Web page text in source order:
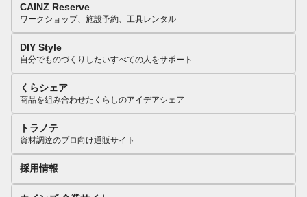
CAINZ Reserve
ワークショップ、施設予約、工具レンタル
DIY Style
自分でものづくりしたいすべての人をサポート
くらシェア
商品を組み合わせたくらしのアイデアシェア
トラノテ
資材調達のプロ向け通販サイト
採用情報